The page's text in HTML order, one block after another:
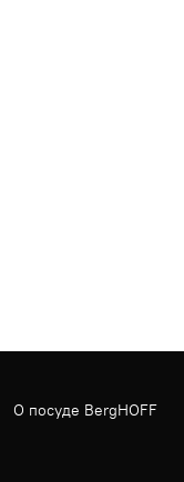
О посуде BergHOFF